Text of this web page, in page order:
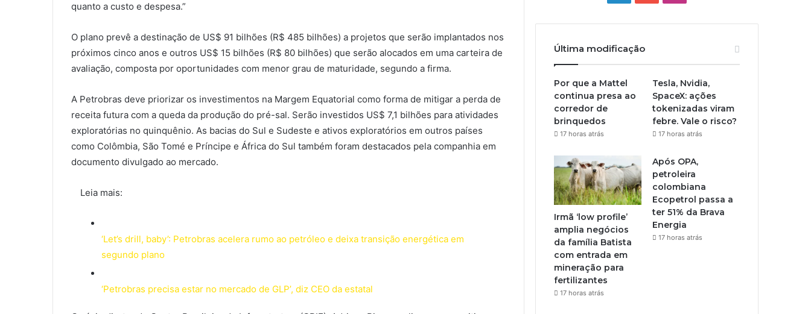
quanto a custo e despesa.”
O plano prevê a destinação de US$ 91 bilhões (R$ 485 bilhões) a projetos que serão implantados nos
próximos cinco anos e outros US$ 15 bilhões (R$ 80 bilhões) que serão alocados em uma carteira de
avaliação, composta por oportunidades com menor grau de maturidade, segundo a firma.
A Petrobras deve priorizar os investimentos na Margem Equatorial como forma de mitigar a perda de
receita futura com a queda da produção do pré-sal. Serão investidos US$ 7,1 bilhões para atividades
exploratórias no quinquênio. As bacias do Sul e Sudeste e ativos exploratórios em outros países
como Colômbia, São Tomé e Príncipe e África do Sul também foram destacados pela companhia em
documento divulgado ao mercado.
Leia mais:
‘Let’s drill, baby’: Petrobras acelera rumo ao petróleo e deixa transição energética em
segundo plano
‘Petrobras precisa estar no mercado de GLP’, diz CEO da estatal
Última modificação
Por que a Mattel
continua presa ao
corredor de
brinquedos
17 horas atrás
Tesla, Nvidia,
SpaceX: ações
tokenizadas viram
febre. Vale o risco?
17 horas atrás
Irmã ‘low profile’
amplia negócios
da família Batista
com entrada em
mineração para
fertilizantes
17 horas atrás
Após OPA,
petroleira
colombiana
Ecopetrol passa a
ter 51% da Brava
Energia
17 horas atrás